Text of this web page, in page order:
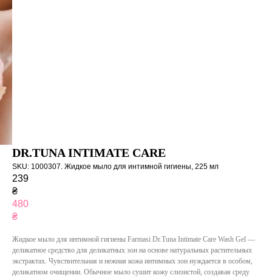
DR.TUNA INTIMATE CARE
SKU: 1000307. Жидкое мыло для интимной гигиены, 225 мл
239
₴
480
₴
Жидкое мыло для интимной гигиены Farmasi Dr.Tuna Intimate Care Wash Gel —
деликатное средство для деликатных зон на основе натуральных растительных
экстрактах. Чувствительная и нежная кожа интимных зон нуждается в особом,
деликатном очищении. Обычное мыло сушит кожу слизистой, создавая среду